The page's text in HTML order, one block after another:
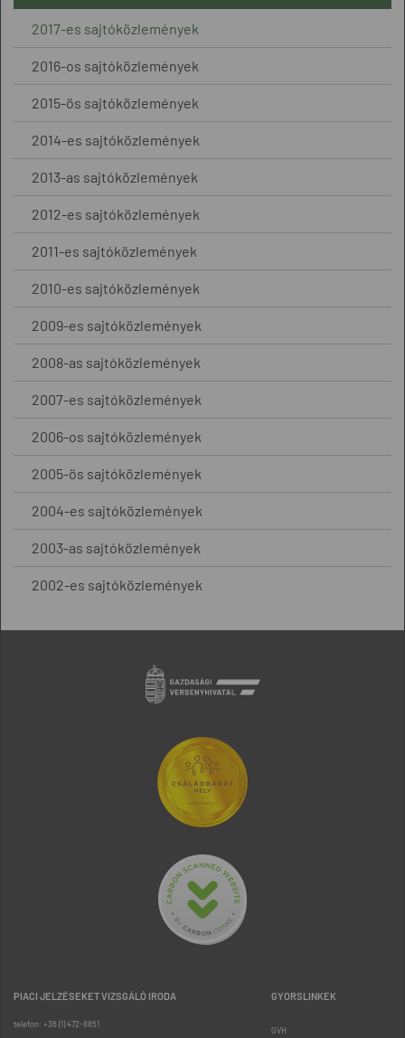
2017-es sajtóközlemények
2016-os sajtóközlemények
2015-ös sajtóközlemények
2014-es sajtóközlemények
2013-as sajtóközlemények
2012-es sajtóközlemények
2011-es sajtóközlemények
2010-es sajtóközlemények
2009-es sajtóközlemények
2008-as sajtóközlemények
2007-es sajtóközlemények
2006-os sajtóközlemények
2005-ös sajtóközlemények
2004-es sajtóközlemények
2003-as sajtóközlemények
2002-es sajtóközlemények
PIACI JELZÉSEKET VIZSGÁLÓ IRODA
telefon: +36 (1) 472-8851
GYORSLINKEK
GVH